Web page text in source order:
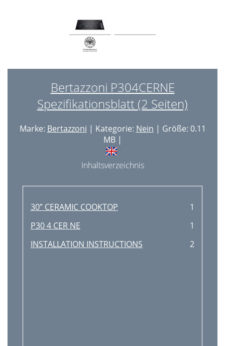
Bertazzoni P304CERNE
Spezifikationsblatt (2 Seiten)
Marke: Bertazzoni | Kategorie: Nein | Größe: 0.11
MB |
Inhaltsverzeichnis
30” CERAMIC COOKTOP
1
P30 4 CER NE
1
INSTALLATION INSTRUCTIONS
2